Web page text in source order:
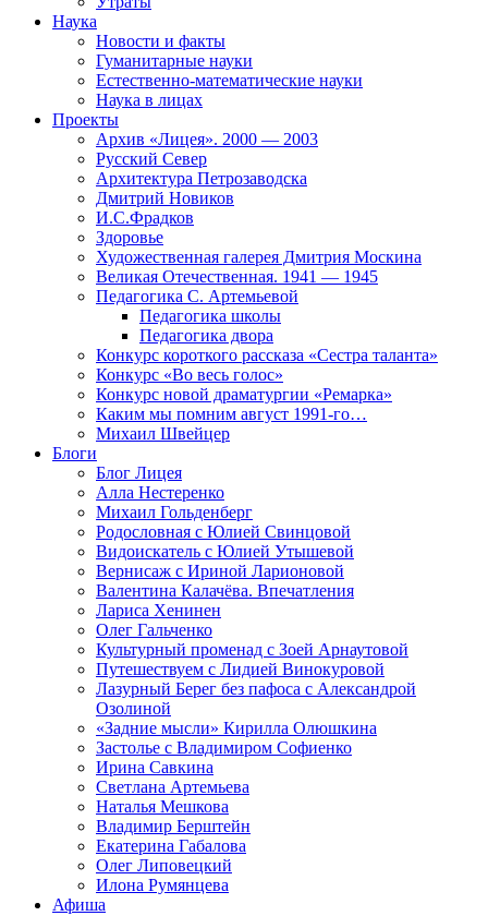
Наука
Новости и факты
Гуманитарные науки
Естественно-математические науки
Наука в лицах
Проекты
Архив «Лицея». 2000 — 2003
Русский Север
Архитектура Петрозаводска
Дмитрий Новиков
И.С.Фрадков
Здоровье
Художественная галерея Дмитрия Москина
Великая Отечественная. 1941 — 1945
Педагогика С. Артемьевой
Педагогика школы
Педагогика двора
Конкурс короткого рассказа «Сестра таланта»
Конкурс «Во весь голос»
Конкурс новой драматургии «Ремарка»
Каким мы помним август 1991-го…
Михаил Швейцер
Блоги
Блог Лицея
Алла Нестеренко
Михаил Гольденберг
Родословная с Юлией Свинцовой
Видоискатель с Юлией Утышевой
Вернисаж с Ириной Ларионовой
Валентина Калачёва. Впечатления
Лариса Хенинен
Олег Гальченко
Культурный променад с Зоей Арнаутовой
Путешествуем с Лидией Винокуровой
Лазурный Берег без пафоса с Александрой
Озолиной
«Задние мысли» Кирилла Олюшкина
Застолье с Владимиром Софиенко
Ирина Савкина
Светлана Артемьева
Наталья Мешкова
Владимир Берштейн
Екатерина Габалова
Олег Липовецкий
Илона Румянцева
Афиша